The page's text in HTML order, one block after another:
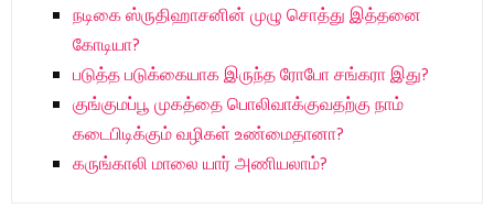
நடிகை ஸ்ருதிஹாசனின் முழு சொத்து இத்தனை
கோடியா?
படுத்த படுக்கையாக இருந்த ரோபோ சங்கரா இது?
குங்குமப்பூ முகத்தை பொலிவாக்குவதற்கு நாம்
கடைபிடிக்கும் வழிகள் உண்மைதானா?
கருங்காலி மாலை யார் அணியலாம்?